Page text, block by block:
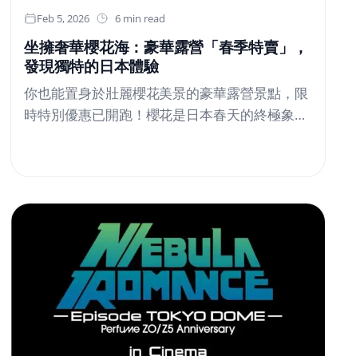
設備常被視為單一硬體產品；但在實際運作中，
建築、用戶行為與能源管理平台。尤其在高密度
城市中，充電需求與用電尖峰高度重疊，使得
「如何充、何時充、充多少」成為能源治理的新
課題。微軟創辦人 Bill Gates 曾在談及氣候科技
戰。商業場景成為關鍵推手相較於早期以私人車
主為主的充電需求，近年成長最快的，其實是商
業與半公共場景，包括辦公大樓、零售商場、物
流車隊與企業園區。這些場域不僅充電頻率高，
也對能源效率、營運管理與系統可靠度提出更高
要求。顧問公司 McKinsey 的研究顯示，企業若
能將充電系統納入整體能源管理策略，透過負載
Feb 5, 2026 6 min read
坐擁奢華櫻花海：豪華露營「春季特賣」，
發現獨特的日本體驗
你也能置身於壯麗櫻花美景的豪華露營景點，限
時特別優惠已開跑！櫻花是日本春天的終極象
Glamping，一個只提供最精心策劃的豪華露營
場地訂房網站，驕傲地宣布 2026年春季特賣。
何不在大自然環繞下，與親友共享櫻花與星空的
私密美景呢？設施提供多語言選項，國際旅客從
預訂到住宿都能享受無憂無縫的體驗。體驗「真
實日本」遠離喧囂的終極私人櫻花體驗【栃木】
La Nature~ 從私人露天浴場欣賞櫻花與世界上
最美麗的紫藤之旅 ~位於栃木縣佐野市，距離東